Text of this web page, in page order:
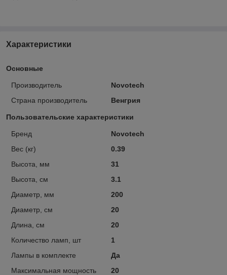
Характеристики
Основные
Производитель
Novotech
Страна производитель
Венгрия
Пользовательские характеристики
Бренд
Novotech
Вес (кг)
0.39
Высота, мм
31
Высота, см
3.1
Диаметр, мм
200
Диаметр, см
20
Длина, см
20
Количество ламп, шт
1
Лампы в комплекте
Да
Максимальная мощность
20